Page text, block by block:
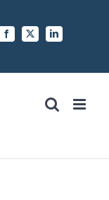
Facebook
X LinkedIn